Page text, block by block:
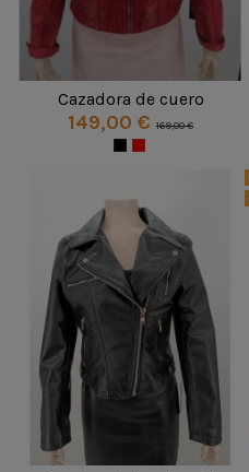
Cazadora de cuero
149,00 € 169,00 €